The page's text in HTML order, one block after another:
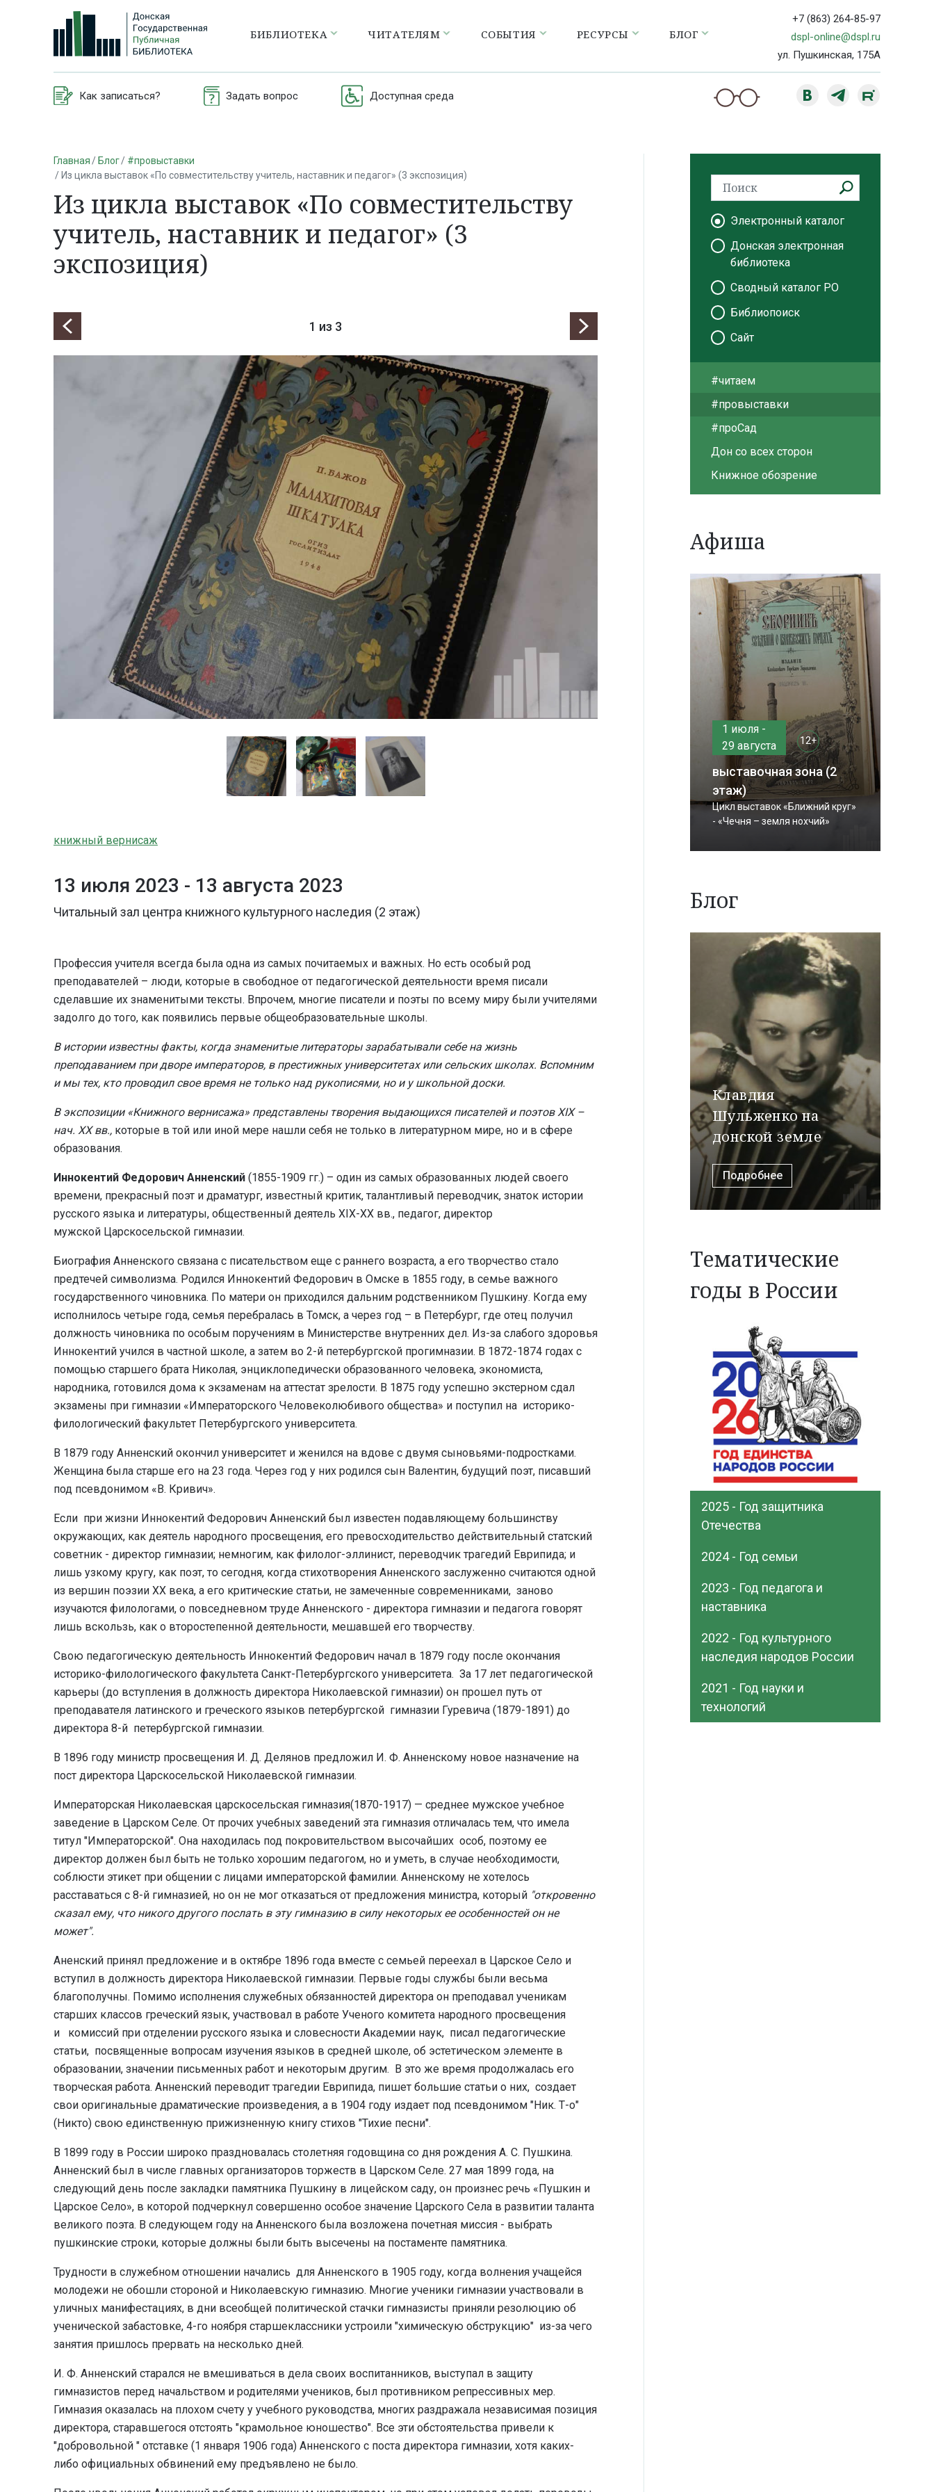
БИБЛИОТЕКА ЧИТАТЕЛЯМ СОБЫТИЯ РЕСУРСЫ БЛОГ
+7 (863) 264-85-97
dspl-online@dspl.ru
ул. Пушкинская, 175А
Как записаться? Задать вопрос Доступная среда
Главная Блог
#провыставки
Из цикла выставок «По совместительству учитель, наставник и педагог» (3 экспозиция)
Из цикла выставок «По совместительству
учитель, наставник и педагог» (3
экспозиция)
1 из 3
книжный вернисаж
13 июля 2023 - 13 августа 2023
Читальный зал центра книжного культурного наследия (2 этаж)
Профессия учителя всегда была одна из самых почитаемых и важных. Но есть особый род
преподавателей – люди, которые в свободное от педагогической деятельности время писали
сделавшие их знаменитыми тексты. Впрочем, многие писатели и поэты по всему миру были учителями
задолго до того, как появились первые общеобразовательные школы.
В истории известны факты, когда знаменитые литераторы зарабатывали себе на жизнь
преподаванием при дворе императоров, в престижных университетах или сельских школах. Вспомним
и мы тех, кто проводил свое время не только над рукописями, но и у школьной доски.
В экспозиции «Книжного вернисажа» представлены творения выдающихся писателей и поэтовXIX–
нач. XXвв., которые в той или иной мере нашли себя не только в литературном мире, но и в сфере
образования.
Иннокентий Федорович Анненский (1855-1909 гг.) – один из самых образованных людей своего
времени, прекрасный поэт и драматург, известный критик, талантливый переводчик, знаток истории
русского языка и литературы, общественный деятель XIX-XX вв., педагог, директор
мужской Царскосельской гимназии.
Биография Анненского связана с писательством еще с раннего возраста, а его творчество стало
предтечей символизма. Родился Иннокентий Федорович в Омске в 1855 году, в семье важного
государственного чиновника. По матери он приходился дальним родственником Пушкину. Когда ему
исполнилось четыре года, семья перебралась в Томск, а через год – в Петербург, где отец получил
должность чиновника по особым поручениям в Министерстве внутренних дел. Из-за слабого здоровья
Иннокентий учился в частной школе, а затем во 2-й петербургской прогимназии. В 1872-1874 годах с
помощью старшего брата Николая, энциклопедически образованного человека, экономиста,
народника, готовился дома к экзаменам на аттестат зрелости. В 1875 году успешно экстерном сдал
экзамены при гимназии «Императорского Человеколюбивого общества» и поступил на историко-
филологический факультет Петербургского университета.
В 1879 году Анненский окончил университет и женился на вдове с двумя сыновьями-подростками.
Женщина была старше его на 23 года. Через год у них родился сын Валентин, будущий поэт, писавший
под псевдонимом «В. Кривич».
Если при жизни Иннокентий Федорович Анненский был известен подавляющему большинству
окружающих, как деятель народного просвещения, его превосходительство действительный статский
советник - директор гимназии; немногим, как филолог-эллинист, переводчик трагедий Еврипида; и
лишь узкому кругу, как поэт, то сегодня, когда стихотворения Анненского заслуженно считаются одной
из вершин поэзии XX века, а его критические статьи, не замеченные современниками, заново
изучаются филологами, о повседневном труде Анненского - директора гимназии и педагога говорят
лишь вскользь, как о второстепенной деятельности, мешавшей его творчеству.
Свою педагогическую деятельность Иннокентий Федорович начал в 1879 году после окончания
историко-филологического факультета Санкт-Петербургского университета. За 17 лет педагогической
карьеры (до вступления в должность директора Николаевской гимназии) он прошел путь от
преподавателя латинского и греческого языков петербургской гимназии Гуревича (1879-1891) до
директора 8-й петербургской гимназии.
В 1896 году министр просвещения И. Д. Делянов предложил И. Ф. Анненскому новое назначение на
пост директора Царскосельской Николаевской гимназии.
Императорская Николаевская царскосельская гимназия(1870-1917) — среднее мужское учебное
заведение в Царском Селе. От прочих учебных заведений эта гимназия отличалась тем, что имела
титул "Императорской". Она находилась под покровительством высочайших особ, поэтому ее
директор должен был быть не только хорошим педагогом, но и уметь, в случае необходимости,
соблюсти этикет при общении с лицами императорской фамилии. Анненскому не хотелось
расставаться с 8-й гимназией, но он не мог отказаться от предложения министра, который "откровенно
сказал ему, что никого другого послать в эту гимназию в силу некоторых ее особенностей он не
может".
Аненский принял предложение и в октябре 1896 года вместе с семьей переехал в Царское Село и
вступил в должность директора Николаевской гимназии. Первые годы службы были весьма
благополучны. Помимо исполнения служебных обязанностей директора он преподавал ученикам
старших классов греческий язык, участвовал в работе Ученого комитета народного просвещения
и комиссий при отделении русского языка и словесности Академии наук, писал педагогические
статьи, посвященные вопросам изучения языков в средней школе, об эстетическом элементе в
образовании, значении письменных работ и некоторым другим. В это же время продолжалась его
творческая работа. Анненский переводит трагедии Еврипида, пишет большие статьи о них, создает
свои оригинальные драматические произведения, а в 1904 году издает под псевдонимом "Ник. Т-о"
(Никто) свою единственную прижизненную книгу стихов "Тихие песни".
В 1899 году в России широко праздновалась столетняя годовщина со дня рождения А. С. Пушкина.
Анненский был в числе главных организаторов торжеств в Царском Селе. 27 мая 1899 года, на
следующий день после закладки памятника Пушкину в лицейском саду, он произнес речь «Пушкин и
Царское Село», в которой подчеркнул совершенно особое значение Царского Села в развитии таланта
великого поэта. В следующем году на Анненского была возложена почетная миссия - выбрать
пушкинские строки, которые должны были быть высечены на постаменте памятника.
Трудности в служебном отношении начались для Анненского в 1905 году, когда волнения учащейся
молодежи не обошли стороной и Николаевскую гимназию. Многие ученики гимназии участвовали в
уличных манифестациях, в дни всеобщей политической стачки гимназисты приняли резолюцию об
ученической забастовке, 4-го ноября старшеклассники устроили "химическую обструкцию" из-за чего
занятия пришлось прервать на несколько дней.
И. Ф. Анненский старался не вмешиваться в дела своих воспитанников, выступал в защиту
гимназистов перед начальством и родителями учеников, был противником репрессивных мер.
Гимназия оказалась на плохом счету у учебного руководства, многих раздражала независимая позиция
директора, старавшегося отстоять "крамольное юношество". Все эти обстоятельства привели к
"добровольной " отставке (1 января 1906 года) Анненского с поста директора гимназии, хотя каких-
либо официальных обвинений ему предъявлено не было.
Электронный каталог
Донская электронная
библиотека
Сводный каталог РО
Библиопоиск
Сайт
#читаем
#провыставки
#проСад
Дон со всех сторон
Книжное обозрение
Афиша
1 июля -
29 августа
12+
выставочная зона (2
этаж)
Цикл выставок «Ближний круг»
- «Чечня – земля нохчий»
Блог
Клавдия
Шульженко на
донской земле
Подробнее
Тематические
годы в России
2025 - Год защитника
Отечества
2024 - Год семьи
2023 - Год педагога и
наставника
2022 - Год культурного
наследия народов России
2021 - Год науки и
технологий